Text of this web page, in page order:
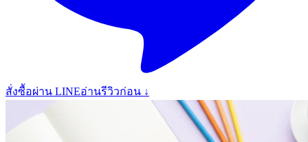
สั่งซื้อผ่าน LINEอ่านรีวิวก่อน ↓